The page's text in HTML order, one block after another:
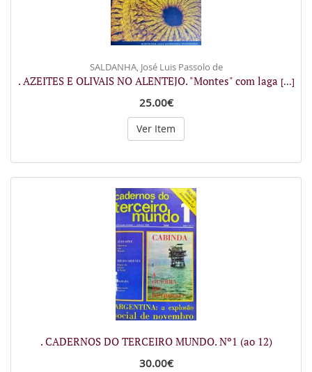
SALDANHA, José Luis Passolo de
. AZEITES E OLIVAIS NO ALENTEJO. "Montes" com laga [...]
25.00€
Ver Item
. CADERNOS DO TERCEIRO MUNDO. Nº1 (ao 12)
30.00€